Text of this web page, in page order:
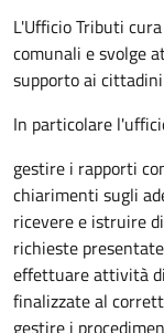
L'Ufficio Tributi
comunali e svolge
supporto ai
In particolare
gestire i rapporti
chiarimenti sugli
ricevere e istruire
richieste
effettuare attività
finalizzate al
gestire i